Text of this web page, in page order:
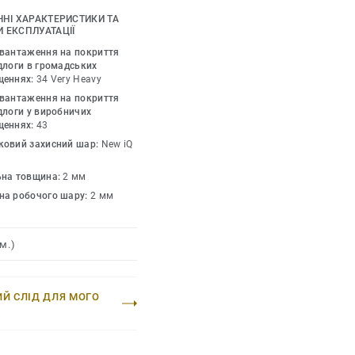
кольорів,
та переходами
iQ Optima має
напівпрозорою
тепер доступна в 3
збільшує термін
зносостійкість.
iQ Optima
ХАРАКТЕРИСТИКИ ТА
на покриття
в громадських
34 Very Heavy
на покриття
у виробничих
43
захисний шар: New iQ
товщина:2 мм
робочого шару: 2 мм
СЛІД ДЛЯ МОГО